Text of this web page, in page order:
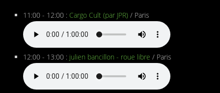
11:00 - 12:00 : Cargo Cult (par JPR) / Paris
12:00 - 13:00 : julien bancillon - roue libre / Paris